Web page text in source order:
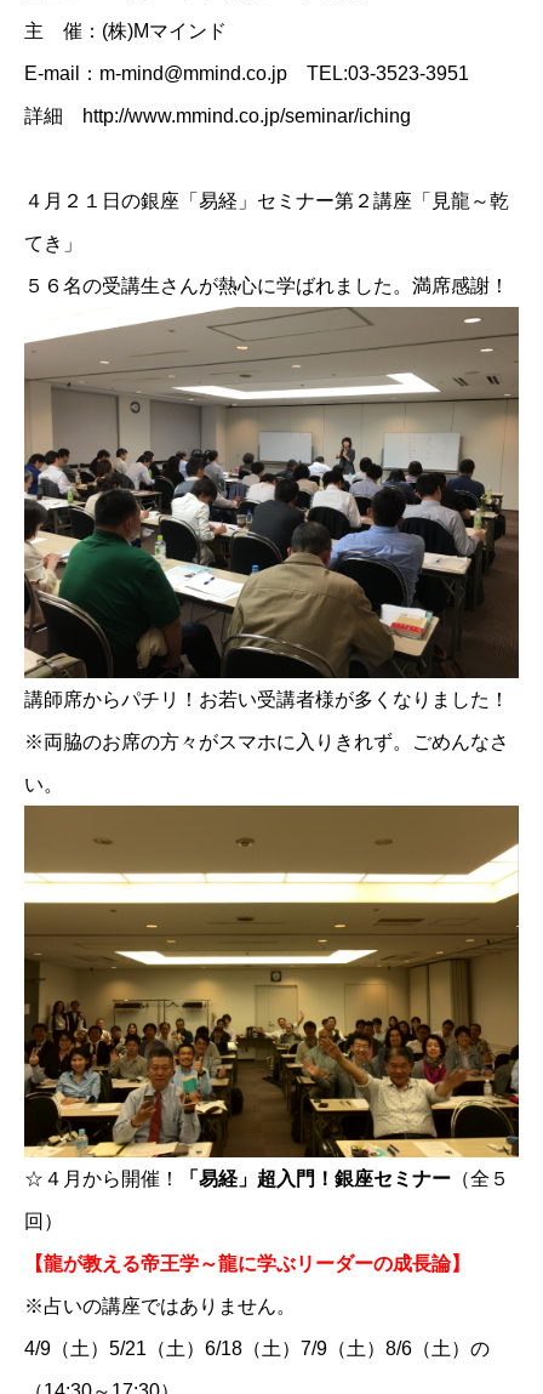
主 催：(株)Mマインド
E-mail：m-mind@mmind.co.jp TEL:03-3523-3951
詳細 http://www.mmind.co.jp/seminar/iching
４月２１日の銀座「易経」セミナー第２講座「見龍～乾
てき」
５６名の受講生さんが熱心に学ばれました。満席感謝！
講師席からパチリ！お若い受講者様が多くなりました！
※両脇のお席の方々がスマホに入りきれず。ごめんなさ
い。
☆ ４月から開催！ 「易経」超入門！銀座セミナー （全５
回）
【龍が教える帝王学～龍に学ぶリーダーの成長論】
※占いの講座ではありません。
4/9（土）5/21（土）6/18（土）7/9（土）8/6（土）の
お問い合わせ 講演会・セミナー情報